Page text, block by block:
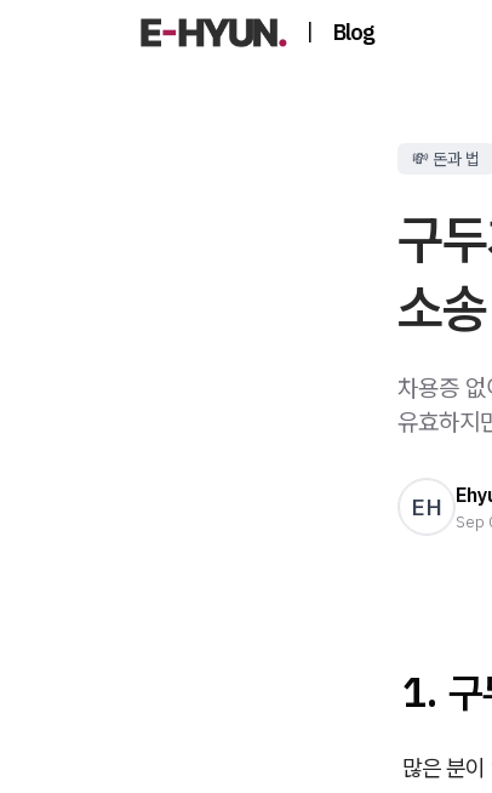
| Blog
💸 돈과 법
구
소
차용증
유효하지
EH Sep
1. 구
많은 분이